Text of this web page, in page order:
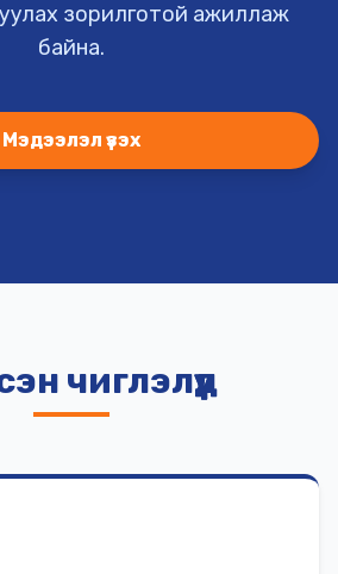
зорилготой ажиллаж
байна.
Мэдээлэл үзэх
чиглэлүүд